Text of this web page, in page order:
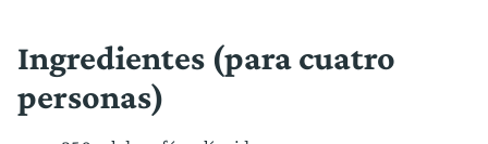
Ingredientes (para cuatro
personas)